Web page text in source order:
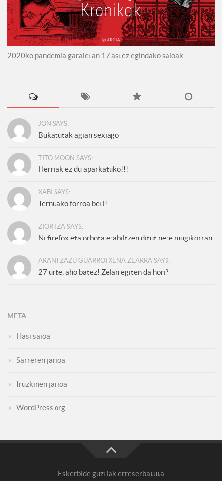
2020ko pandemia garaietan 17 astez egindako saioak-
JON SAYS:
Bukatutak agian sexiago
TITO MOON SAYS:
Herriak ez du aparkatuko!!!
XABI SAYS:
Ternuako forroa beti!
ZIORTZA SAYS:
Ni firefox eta orbota erabiltzen ditut nere mugikorran.
ARANTZAZU GUARROTXENA ZEARRA SAYS:
27 urte, aho batez! Zelan egiten da hori?
META
Hasi saioa
Sarreren jarioa
Iruzkinen jarioa
WordPress.org
Eskerbide guztiak erreserbatuta